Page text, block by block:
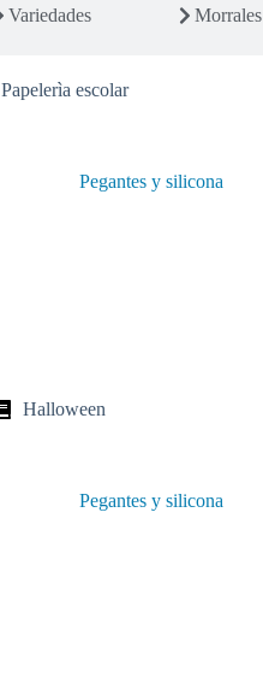
Variedades Morrales
Papelerìa escolar
Pegantes y silicona
Halloween
Pegantes y silicona